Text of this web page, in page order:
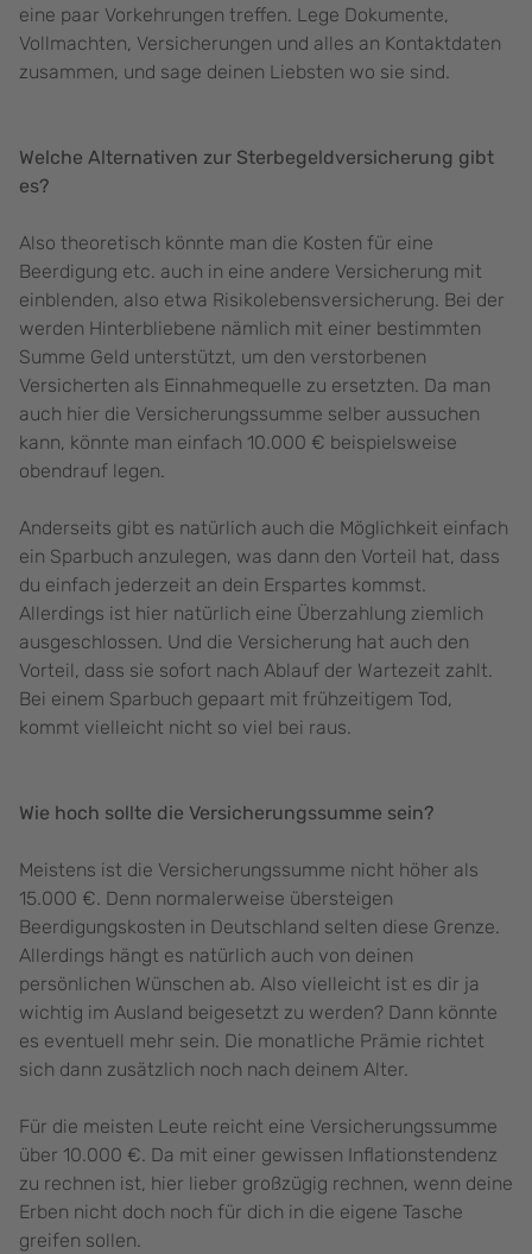
eine paar Vorkehrungen treffen. Lege Dokumente,
Vollmachten, Versicherungen und alles an Kontaktdaten
zusammen, und sage deinen Liebsten wo sie sind.
Welche Alternativen zur Sterbegeldversicherung gibt
es?
Also theoretisch könnte man die Kosten für eine
Beerdigung etc. auch in eine andere Versicherung mit
einblenden, also etwa Risikolebensversicherung. Bei der
werden Hinterbliebene nämlich mit einer bestimmten
Summe Geld unterstützt, um den verstorbenen
Versicherten als Einnahmequelle zu ersetzten. Da man
auch hier die Versicherungssumme selber aussuchen
kann, könnte man einfach 10.000 € beispielsweise
obendrauf legen.
Anderseits gibt es natürlich auch die Möglichkeit einfach
ein Sparbuch anzulegen, was dann den Vorteil hat, dass
du einfach jederzeit an dein Erspartes kommst.
Allerdings ist hier natürlich eine Überzahlung ziemlich
ausgeschlossen. Und die Versicherung hat auch den
Vorteil, dass sie sofort nach Ablauf der Wartezeit zahlt.
Bei einem Sparbuch gepaart mit frühzeitigem Tod,
kommt vielleicht nicht so viel bei raus.
Wie hoch sollte die Versicherungssumme sein?
Meistens ist die Versicherungssumme nicht höher als
15.000 €. Denn normalerweise übersteigen
Beerdigungskosten in Deutschland selten diese Grenze.
Allerdings hängt es natürlich auch von deinen
persönlichen Wünschen ab. Also vielleicht ist es dir ja
wichtig im Ausland beigesetzt zu werden? Dann könnte
es eventuell mehr sein. Die monatliche Prämie richtet
sich dann zusätzlich noch nach deinem Alter.
Für die meisten Leute reicht eine Versicherungssumme
über 10.000 €. Da mit einer gewissen Inflationstendenz
zu rechnen ist, hier lieber großzügig rechnen, wenn deine
Erben nicht doch noch für dich in die eigene Tasche
greifen sollen.